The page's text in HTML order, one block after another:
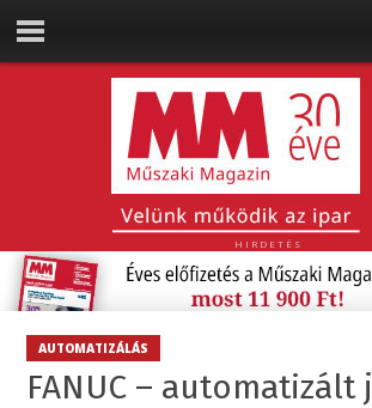
HIRDETÉS
AUTOMATIZÁLÁS
FANUC – automatizált